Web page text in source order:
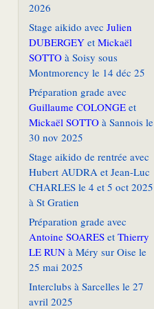
2026
Stage aikido avec Julien
DUBERGEY et Mickaël
SOTTO à Soisy sous
Montmorency le 14 déc 25
Préparation grade avec
Guillaume COLONGE et
Mickaël SOTTO à Sannois le
30 nov 2025
Stage aikido de rentrée avec
Hubert AUDRA et Jean-Luc
CHARLES le 4 et 5 oct 2025
à St Gratien
Préparation grade avec
Antoine SOARES et Thierry
LE RUN à Méry sur Oise le
25 mai 2025
Interclubs à Sarcelles le 27
avril 2025